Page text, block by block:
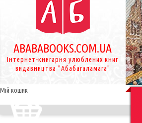
ABABABOOKS.COM.UA
Інтернет-книгарня улюблених книг
видавництва "Абабагаламага"
Мій кошик